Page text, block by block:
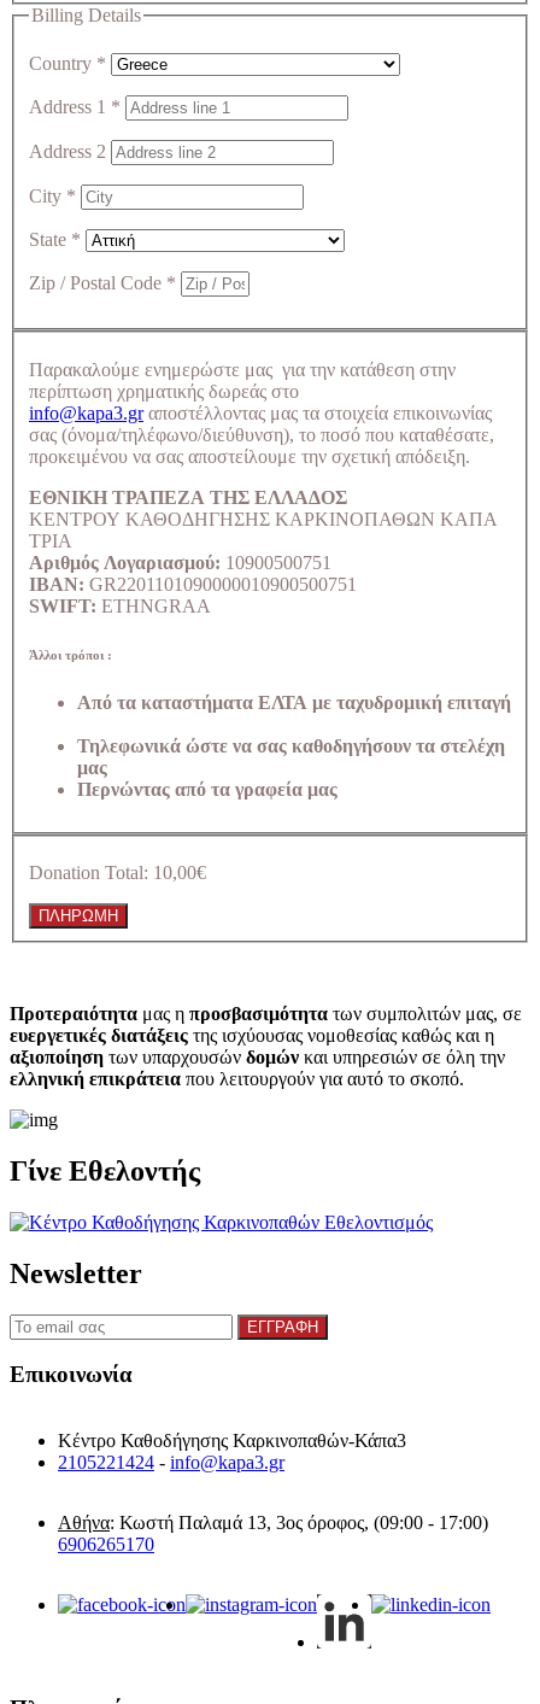
Billing Details
Country *
Address 1 *
Address 2
City *
State *
Zip / Postal Code *
Παρακαλούμε ενημερώστε μας για την κατάθεση στην
περίπτωση χρηματικής δωρεάς στο
info@kapa3.grαποστέλλοντας μας τα στοιχεία επικοινωνίας
σας (όνομα/τηλέφωνο/διεύθυνση), το ποσό που καταθέσατε,
προκειμένου να σας αποστείλουμε την σχετική απόδειξη.
ΕΘΝΙΚΗ ΤΡΑΠΕΖΑ ΤΗΣ ΕΛΛΑΔΟΣ
ΚΕΝΤΡΟΥ ΚΑΘΟΔΗΓΗΣΗΣ ΚΑΡΚΙΝΟΠΑΘΩΝ ΚΑΠΑ
ΤΡΙΑ
Αριθμός Λογαριασμού: 10900500751
IBAN: GR2201101090000010900500751
SWIFT: ETHNGRAA
Άλλοι τρόποι :
Από τα καταστήματα ΕΛΤΑ με ταχυδρομική επιταγή
Τηλεφωνικά ώστε να σας καθοδηγήσουν τα στελέχη
μας
Περνώντας από τα γραφεία μας
Donation Total: 10,00€
Προτεραιότητα μας η προσβασιμότητα των συμπολιτών μας, σε
ευεργετικές διατάξεις της ισχύουσας νομοθεσίας καθώς και η
αξιοποίηση των υπαρχουσών δομών και υπηρεσιών σε όλη την
ελληνική επικράτεια που λειτουργούν για αυτό το σκοπό.​
Γίνε Εθελοντής
Newsletter
Επικοινωνία
Κέντρο Καθοδήγησης Καρκινοπαθών-Κάπα3
2105221424 - info@kapa3.gr
Αθήνα: Κωστή Παλαμά 13, 3ος όροφος, (09:00 - 17:00)
6906265170